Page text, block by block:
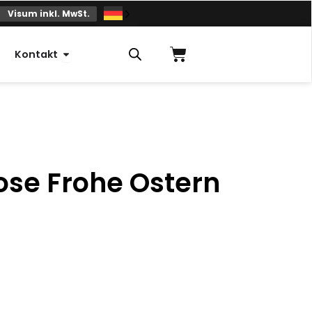
Visum inkl. MwSt.
Kontakt Offener Kontakt Einkaufskorb
Frohe Ostern